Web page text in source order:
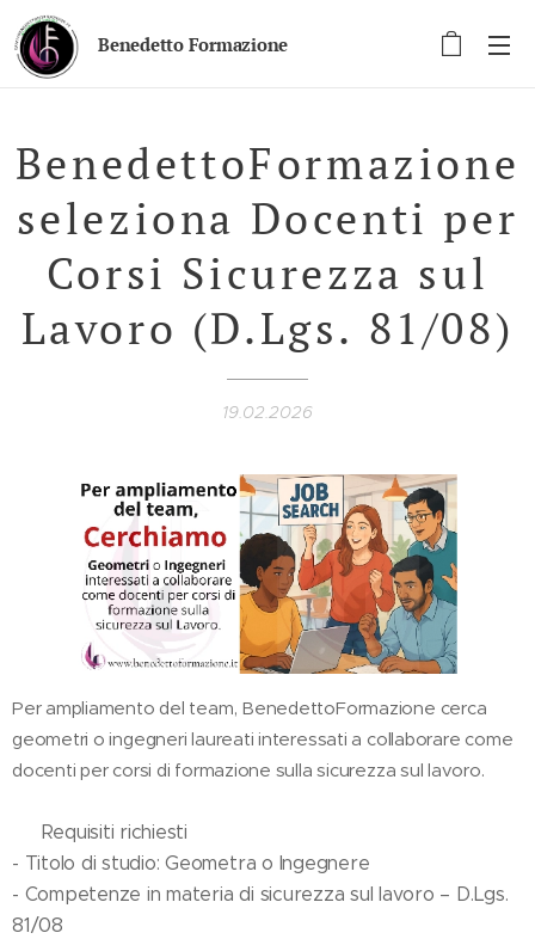
Benedetto Formazione
BenedettoFormazione
seleziona Docenti per
Corsi Sicurezza sul
Lavoro (D.Lgs. 81/08)
19.02.2026
Per ampliamento del team, BenedettoFormazione cerca
geometri o ingegneri laureati interessati a collaborare come
docenti per corsi di formazione sulla sicurezza sul lavoro.
📌 Requisiti richiesti
- Titolo di studio: Geometra o Ingegnere
- Competenze in materia di sicurezza sul lavoro – D.Lgs.
81/08